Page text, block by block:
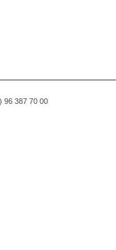
96 387 70 00